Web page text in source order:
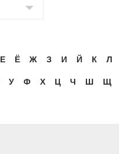
Е Ё Ж З И Й К
Л
У Ф Х Ц Ч Ш
Щ